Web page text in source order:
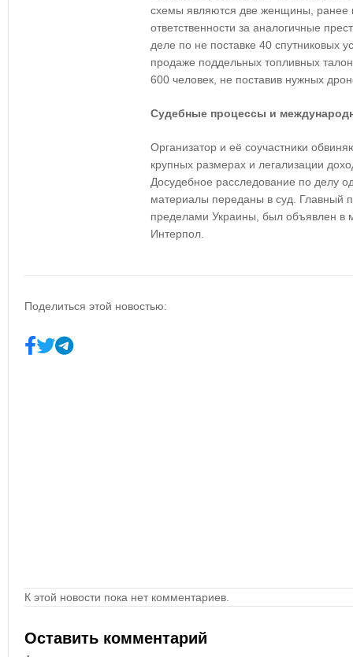
схемы являются две женщины, ранее
ответственности за аналогичные
деле по не поставке 40 спутниковых
продаже поддельных топливных
600 человек, не поставив нужных
Судебные процессы и
Организатор и её соучастники
крупных размерах и легализации
Досудебное расследование по делу
материалы переданы в суд. Главный
пределами Украины, был объявлен в
Интерпол.
Поделиться этой новостью:
К этой новости пока нет комментариев.
Оставить комментарий